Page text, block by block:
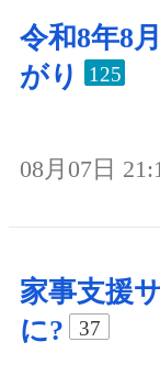
令和8年8
がり
125
08月07日
家事支援
に?
37